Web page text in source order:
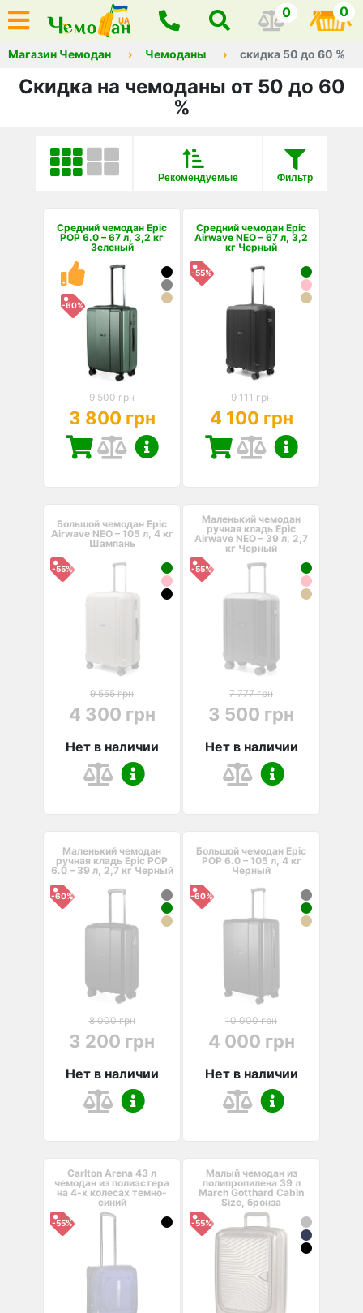
0 0
Магазин Чемодан Чемоданы скидка 50 до 60 %
Скидка на чемоданы от 50 до 60
%
Фильтр
Рекомендуемые
Средний чемодан Epic
POP 6.0 – 67 л, 3,2 кг
Зеленый
-60%
9 500 грн
3 800 грн
Средний чемодан Epic
Airwave NEO – 67 л, 3,2
кг Черный
-55%
9 111 грн
4 100 грн
Большой чемодан Epic
Airwave NEO – 105 л, 4 кг
Шампань
-55%
9 555 грн
4 300 грн
Нет в наличии
Маленький чемодан
ручная кладь Epic
Airwave NEO – 39 л, 2,7
кг Черный
-55%
7 777 грн
3 500 грн
Нет в наличии
Маленький чемодан
ручная кладь Epic POP
6.0 – 39 л, 2,7 кг Черный
-60%
8 000 грн
3 200 грн
Нет в наличии
Большой чемодан Epic
POP 6.0 – 105 л, 4 кг
Черный
-60%
10 000 грн
4 000 грн
Нет в наличии
Carlton Arena 43 л
чемодан из полиэстера
на 4-х колесах темно-
синий
-55%
Малый чемодан из
полипропилена 39 л
March Gotthard Cabin
Size, бронза
-55%